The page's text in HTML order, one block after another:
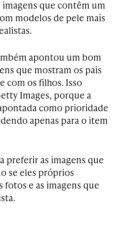
que contêm um
modelos de pele mais
apontou um bom
que mostram os pais
com os filhos. Isso
Images, porque a
como prioridade
apenas para o item
preferir as imagens que
se eles próprios
fotos e as imagens que